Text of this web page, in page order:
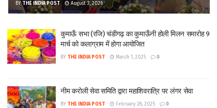
BY THE INDIA POST August 3, 2026
कुमाऊँ सभा (रजि) चंडीगढ़ का कुमाऊँनी होली मिलन समारोह 9
मार्च को कलाग्राम में होगा आयोजित
BY THE INDIA POST March 1, 2025 0
नीम करोली सेवा समिति द्वारा महाशिवरात्रि पर लंगर सेवा
BY THE INDIA POST February 28, 2025 0